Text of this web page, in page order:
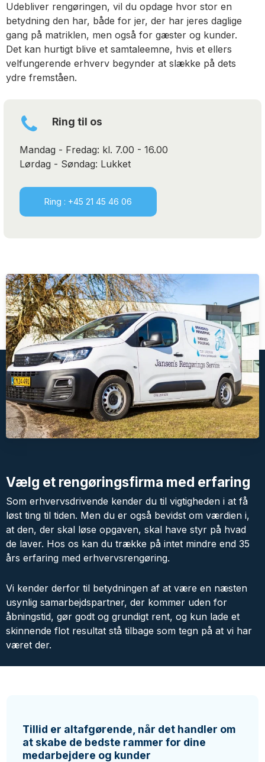
Udebliver rengøringen, vil du opdage hvor stor en
betydning den har, både for jer, der har jeres daglige
gang på matriklen, men også for gæster og kunder.
Det kan hurtigt blive et samtaleemne, hvis et ellers
velfungerende erhverv begynder at slække på dets
ydre fremståen.
Ring til os
Mandag - Fredag: kl. 7.00 - 16.00
Lørdag - Søndag: Lukket
Ring : +45 21 45 46 06
Vælg et rengøringsfirma med erfaring
Som erhvervsdrivende kender du til vigtigheden i at få
løst ting til tiden. Men du er også bevidst om værdien i,
at den, der skal løse opgaven, skal have styr på hvad
de laver. Hos os kan du trække på intet mindre end 35
års erfaring med erhvervsrengøring.
Vi kender derfor til betydningen af at være en næsten
usynlig samarbejdspartner, der kommer uden for
åbningstid, gør godt og grundigt rent, og kun lade et
skinnende flot resultat stå tilbage som tegn på at vi har
været der.
Tillid er altafgørende, når det handler om
at skabe de bedste rammer for dine
medarbejdere og kunder